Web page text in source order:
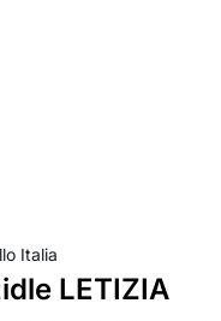
Italia
LETIZIA